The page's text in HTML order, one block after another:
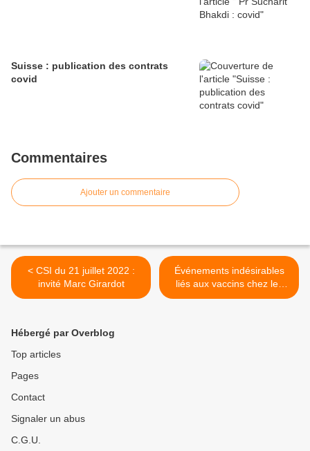
Suisse : publication des contrats
covid
Commentaires
Ajouter un commentaire
< CSI du 21 juillet 2022 :
invité Marc Girardot
Événements indésirables
liés aux vaccins chez les
enfants de 5 à 11 ans - Dr
Hébergé par Overblog
Top articles
Pages
Contact
Signaler un abus
C.G.U.